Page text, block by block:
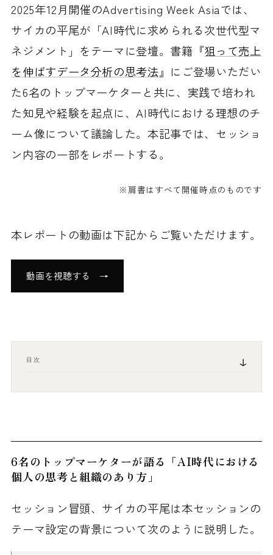
2025年12月開催のAdvertising Week Asiaでは、
サイカの平尾が「AI時代に求められる次世代型マ
ネジメント」をテーマに登壇。書籍『狙って売上
を伸ばすデータ分析の思考法』にご登場いただい
た6名のトップマーケターと共に、実践で培われ
た知見や経験を起点に、AI時代における理想のチ
ーム像について議論した。本記事では、セッショ
ン内容の一部をレポートする。
※肩書はすべて開催時点のものです
本レポートの動画は下記からご覧いただけます。
動画を視聴する →
目次
6名のトップマーケターが語る「AI時代における
個人の思考と組織のあり方」
セッション冒頭、サイカの平尾は本セッションの
テーマ設定の背景について次のように説明した。